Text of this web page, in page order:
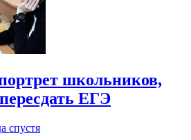
школьников,
ЕГЭ
спустя